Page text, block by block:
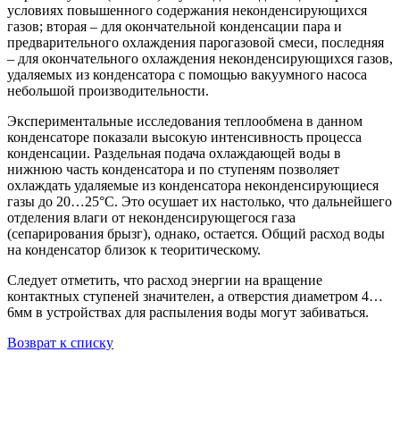
условиях повышенного содержания неконденсирующихся
газов; вторая – для окончательной конденсации пара и
предварительного охлаждения парогазовой смеси, последняя
– для окончательного охлаждения неконденсирующихся газов,
удаляемых из конденсатора с помощью вакуумного насоса
небольшой производительности.
Экспериментальные исследования теплообмена в данном
конденсаторе показали высокую интенсивность процесса
конденсации. Раздельная подача охлаждающей воды в
нижнюю часть конденсатора и по ступеням позволяет
охлаждать удаляемые из конденсатора неконденсирующиеся
газы до 20…25°С. Это осушает их настолько, что дальнейшего
отделения влаги от неконденсирующегося газа
(сепарирования брызг), однако, остается. Общий расход воды
на конденсатор близок к теоритическому.
Следует отметить, что расход энергии на вращение
контактных ступеней значителен, а отверстия диаметром 4…
6мм в устройствах для распыления воды могут забиваться.
Возврат к списку